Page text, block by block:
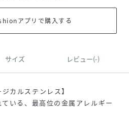
アプリで購入する
サイズ レビュー(-)
カルステンレス】
いる、最高位の金属アレルギー